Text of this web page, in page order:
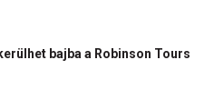
bajba a Robinson Tours